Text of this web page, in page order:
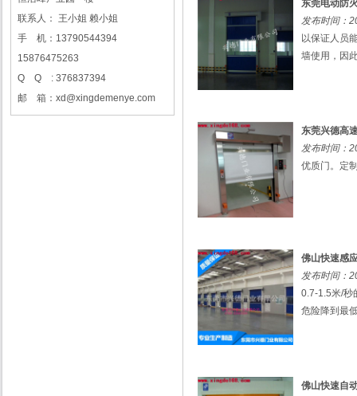
联系人： 王小姐 赖小姐
手 机：13790544394
15876475263
Q Q : 376837394
邮 箱：xd@xingdemenye.com
东莞电动防
发布时间：
以保证人员
墙使用，因
东莞兴德高
发布时间：
优质门。定
佛山快速感
发布时间：
0.7-1.5米/秒
危险降到最
佛山快速自